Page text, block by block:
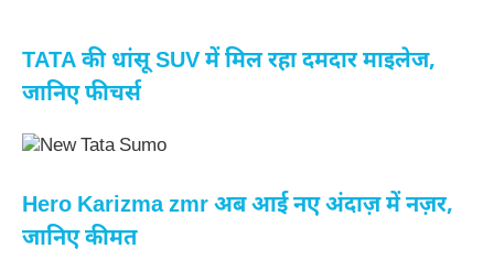
TATA की धांसू SUV में मिल रहा दमदार माइलेज,
जानिए फीचर्स
Hero Karizma zmr अब आई नए अंदाज़ में नज़र,
जानिए कीमत